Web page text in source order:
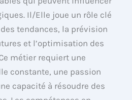
Il/Elle joue un rôle clé
tendances, la prévision
et l’optimisation des
métier requiert une
constante, une passion
capacité à résoudre des